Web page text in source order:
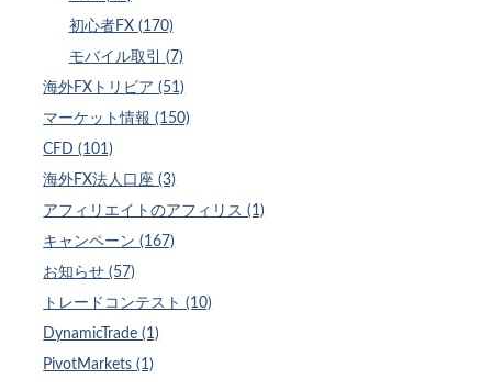
初心者FX (170)
モバイル取引 (7)
海外FXトリビア (51)
マーケット情報 (150)
CFD (101)
海外FX法人口座 (3)
アフィリエイトのアフィリス (1)
キャンペーン (167)
お知らせ (57)
トレードコンテスト (10)
DynamicTrade (1)
PivotMarkets (1)